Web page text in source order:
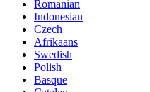
Romanian
Indonesian
Czech
Afrikaans
Swedish
Polish
Basque